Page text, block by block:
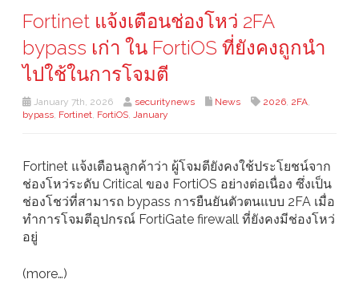
Fortinet แจ้งเตือนช่องโหว่ 2FA
bypass เก่า ใน FortiOS ที่ยังคงถูกนำ
ไปใช้ในการโจมตี
January 7th, 2026 securitynews News 2026, 2FA,
bypass, Fortinet, FortiOS, January
Fortinet แจ้งเตือนลูกค้าว่า ผู้โจมตียังคงใช้ประโยชน์จาก
ช่องโหว่ระดับ Critical ของ FortiOS อย่างต่อเนื่อง ซึ่งเป็น
ช่องโชว่ที่สามารถ bypass การยืนยันตัวตนแบบ 2FA เมื่อ
ทำการโจมตีอุปกรณ์ FortiGate firewall ที่ยังคงมีช่องโหว่
อยู่
(more…)